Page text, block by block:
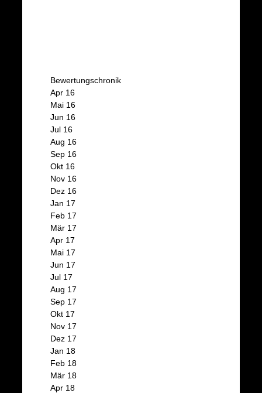
Bewertungschronik
Apr 16
Mai 16
Jun 16
Jul 16
Aug 16
Sep 16
Okt 16
Nov 16
Dez 16
Jan 17
Feb 17
Mär 17
Apr 17
Mai 17
Jun 17
Jul 17
Aug 17
Sep 17
Okt 17
Nov 17
Dez 17
Jan 18
Feb 18
Mär 18
Apr 18